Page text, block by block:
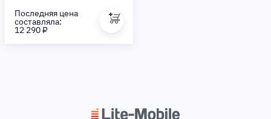
Последняя цена
составляла:
12 290 ₽